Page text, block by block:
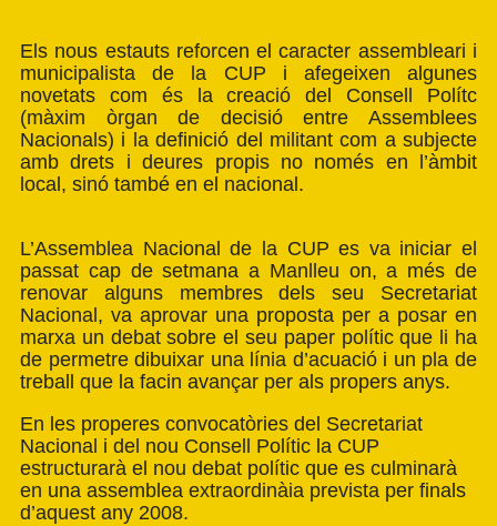
Els nous estauts reforcen el caracter assembleari i
municipalista de la CUP i afegeixen algunes
novetats com és la creació del Consell Polítc
(màxim òrgan de decisió entre Assemblees
Nacionals) i la definició del militant com a subjecte
amb drets i deures propis no només en l’àmbit
local, sinó també en el nacional.
L’Assemblea Nacional de la CUP es va iniciar el
passat cap de setmana a Manlleu on, a més de
renovar alguns membres dels seu Secretariat
Nacional, va aprovar una proposta per a posar en
marxa un debat sobre el seu paper polític que li ha
de permetre dibuixar una línia d’acuació i un pla de
treball que la facin avançar per als propers anys.
En les properes convocatòries del Secretariat
Nacional i del nou Consell Polític la CUP
estructurarà el nou debat polític que es culminarà
en una assemblea extraordinàia prevista per finals
d’aquest any 2008.